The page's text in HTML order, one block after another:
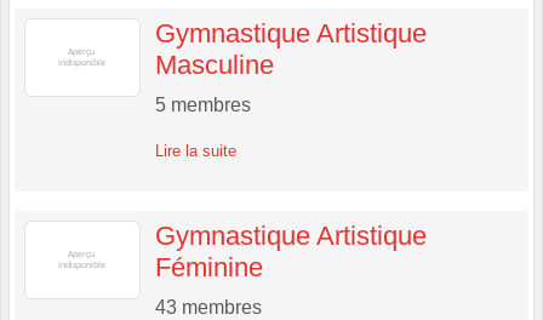
Gymnastique Artistique
Masculine
5 membres
Lire la suite
Gymnastique Artistique
Féminine
43 membres